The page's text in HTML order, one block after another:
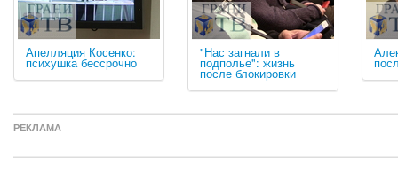
Апелляция Косенко:
психушка бессрочно
"Нас загнали в
подполье": жизнь
после блокировки
РЕКЛАМА